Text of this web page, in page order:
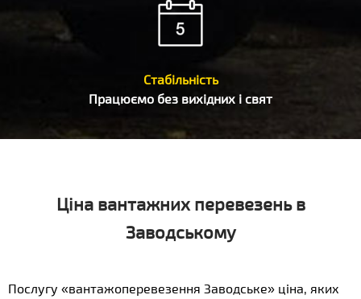
Стабільність
Працюємо без вихідних і свят
Ціна вантажних перевезень в
Заводському
Послугу «вантажоперевезення Заводське» ціна, яких